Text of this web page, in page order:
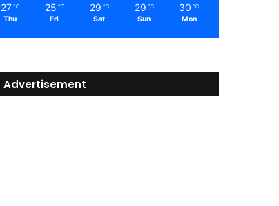
27 ℃
Thu
25 ℃
Fri
29 ℃
Sat
29 ℃
Sun
30 ℃
Mon
Advertisement